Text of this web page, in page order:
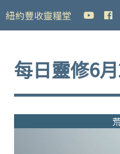
紐約豐收靈糧堂
每日靈修6